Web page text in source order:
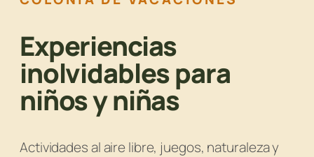
Experiencias
inolvidables para
niños y niñas
Actividades al aire libre, juegos, naturaleza y